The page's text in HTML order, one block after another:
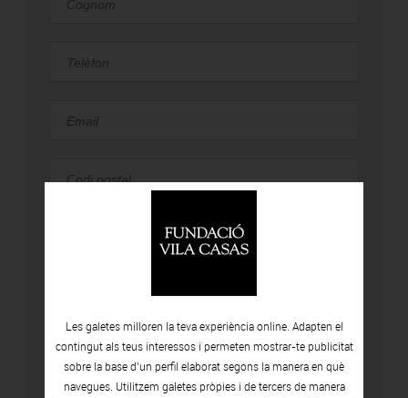
Les galetes milloren la teva experiència online. Adapten el
contingut als teus interessos i permeten mostrar-te publicitat
sobre la base d’un perfil elaborat segons la manera en què
navegues. Utilitzem galetes pròpies i de tercers de manera